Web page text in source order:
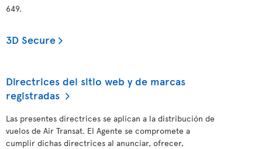
649.
3D Secure
Directrices del sitio web y de marcas
registradas
Las presentes directrices se aplican a la distribución de
vuelos de Air Transat. El Agente se compromete a
cumplir dichas directrices al anunciar, ofrecer,